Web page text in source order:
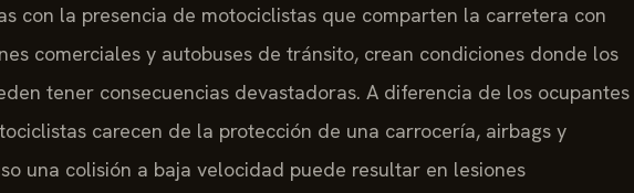
con la presencia de motociclistas que comparten la carretera con
comerciales y autobuses de tránsito, crean condiciones donde los
tener consecuencias devastadoras. A diferencia de los ocupantes
carecen de la protección de una carrocería, airbags y
una colisión a baja velocidad puede resultar en lesiones